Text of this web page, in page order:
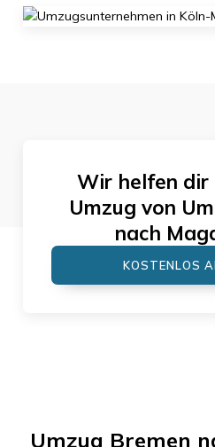
Wir helfen dir
Umzug von
nach
KOSTENLOS
Umzug Bremen